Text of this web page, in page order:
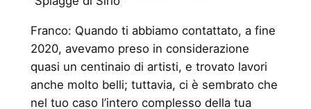
Franco: Quando ti abbiamo contattato, a fine
2020, avevamo preso in considerazione
quasi un centinaio di artisti, e trovato lavori
anche molto belli; tuttavia, ci è sembrato che
nel tuo caso l’intero complesso della tua